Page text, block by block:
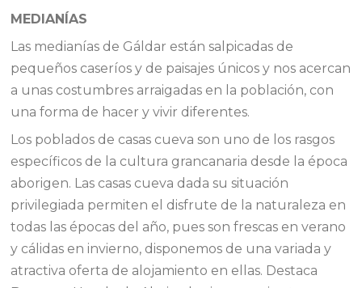
MEDIANÍAS
Las medianías de Gáldar están salpicadas de
pequeños caseríos y de paisajes únicos y nos acercan
a unas costumbres arraigadas en la población, con
una forma de hacer y vivir diferentes.
Los poblados de casas cueva son uno de los rasgos
específicos de la cultura grancanaria desde la época
aborigen. Las casas cueva dada su situación
privilegiada permiten el disfrute de la naturaleza en
todas las épocas del año, pues son frescas en verano
y cálidas en invierno, disponemos de una variada y
atractiva oferta de alojamiento en ellas. Destaca